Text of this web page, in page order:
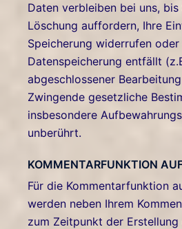
Daten verbleiben bei uns, bis
Löschung auffordern, Ihre
Speicherung widerrufen
Datenspeicherung entfällt
abgeschlossener
Zwingende gesetzliche
insbesondere
unberührt.
KOMMENTARFUNKTION
Für die Kommentarfunktion
werden neben Ihrem
zum Zeitpunkt der Erstellung